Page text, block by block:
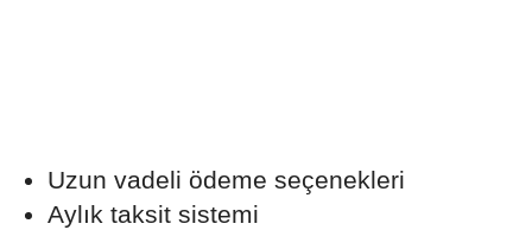
Uzun vadeli ödeme seçenekleri
Aylık taksit sistemi